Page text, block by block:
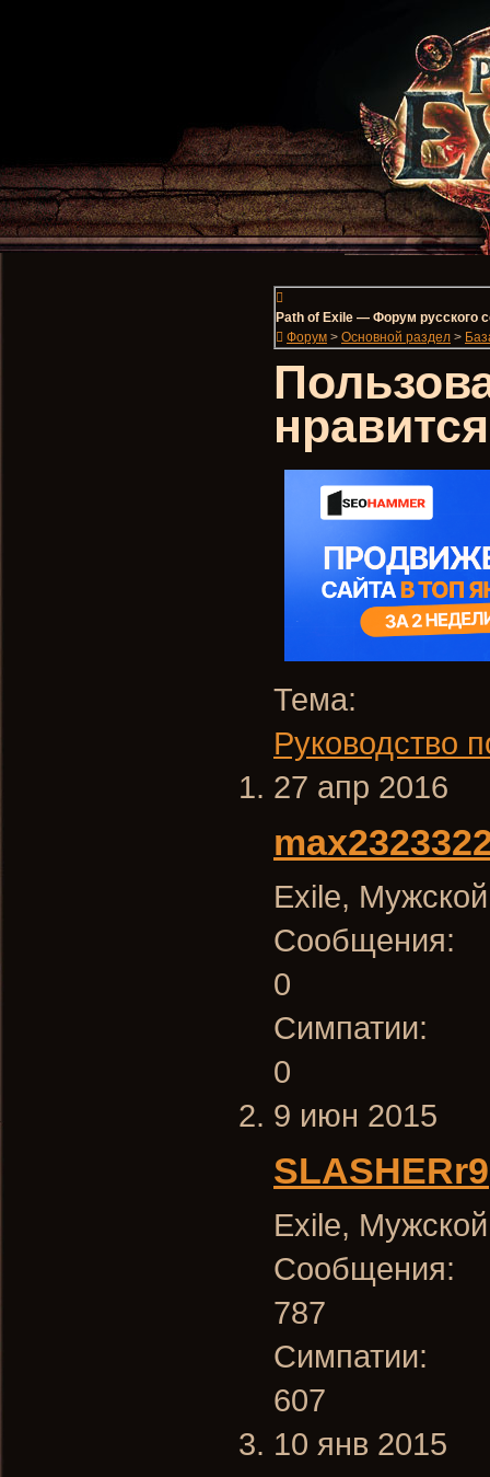
Path of Exile — Форум русского
Форум > Основной раздел >
Тема:
Руководство
27 апр 2016
Exile, Мужской
Сообщения:
0
Симпатии:
0
9 июн 2015
SLASHERr9
Exile, Мужской
Сообщения:
787
Симпатии:
607
10 янв 2015